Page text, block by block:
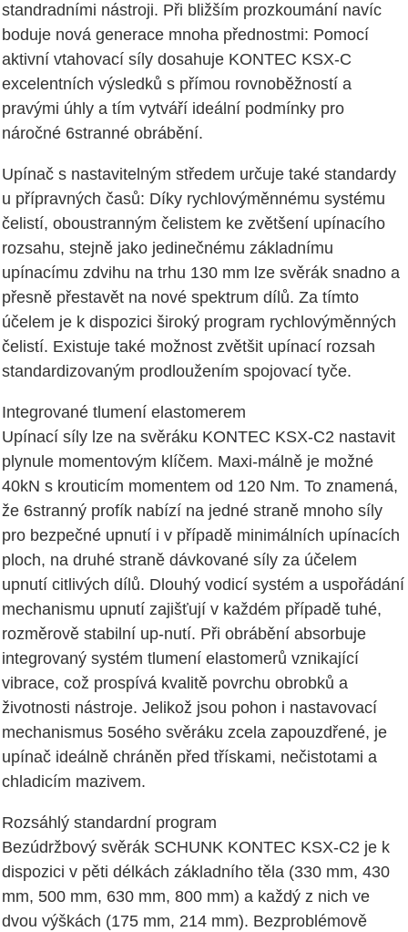
standradními nástroji. Při bližším prozkoumání navíc
boduje nová generace mnoha přednostmi: Pomocí
aktivní vtahovací síly dosahuje KONTEC KSX-C
excelentních výsledků s přímou rovnoběžností a
pravými úhly a tím vytváří ideální podmínky pro
náročné 6stranné obrábění.
Upínač s nastavitelným středem určuje také standardy
u přípravných časů: Díky rychlovýměnnému systému
čelistí, oboustranným čelistem ke zvětšení upínacího
rozsahu, stejně jako jedinečnému základnímu
upínacímu zdvihu na trhu 130 mm lze svěrák snadno a
přesně přestavět na nové spektrum dílů. Za tímto
účelem je k dispozici široký program rychlovýměnných
čelistí. Existuje také možnost zvětšit upínací rozsah
standardizovaným prodloužením spojovací tyče.
Integrované tlumení elastomerem
Upínací síly lze na svěráku KONTEC KSX-C2 nastavit
plynule momentovým klíčem. Maxi-málně je možné
40kN s krouticím momentem od 120 Nm. To znamená,
že 6stranný profík nabízí na jedné straně mnoho síly
pro bezpečné upnutí i v případě minimálních upínacích
ploch, na druhé straně dávkované síly za účelem
upnutí citlivých dílů. Dlouhý vodicí systém a uspořádání
mechanismu upnutí zajišťují v každém případě tuhé,
rozměrově stabilní up-nutí. Při obrábění absorbuje
integrovaný systém tlumení elastomerů vznikající
vibrace, což prospívá kvalitě povrchu obrobků a
životnosti nástroje. Jelikož jsou pohon i nastavovací
mechanismus 5osého svěráku zcela zapouzdřené, je
upínač ideálně chráněn před třískami, nečistotami a
chladicím mazivem.
Rozsáhlý standardní program
Bezúdržbový svěrák SCHUNK KONTEC KSX-C2 je k
dispozici v pěti délkách základního těla (330 mm, 430
mm, 500 mm, 630 mm, 800 mm) a každý z nich ve
dvou výškách (175 mm, 214 mm). Bezproblémově